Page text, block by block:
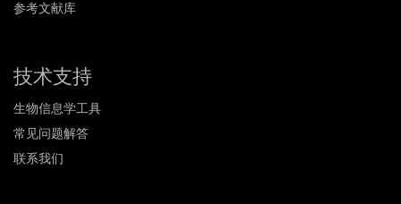
参考文献库
技术支持
生物信息学工具
常见问题解答
联系我们